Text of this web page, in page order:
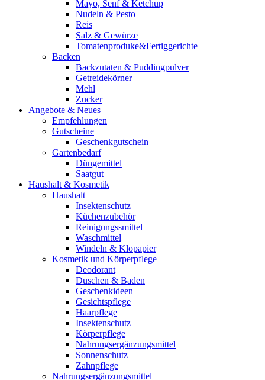
Mayo, Senf & Ketchup
Nudeln & Pesto
Reis
Salz & Gewürze
Tomatenproduke&Fertiggerichte
Backen
Backzutaten & Puddingpulver
Getreidekörner
Mehl
Zucker
Angebote & Neues
Empfehlungen
Gutscheine
Geschenkgutschein
Gartenbedarf
Düngemittel
Saatgut
Haushalt & Kosmetik
Haushalt
Insektenschutz
Küchenzubehör
Reinigungssmittel
Waschmittel
Windeln & Klopapier
Kosmetik und Körperpflege
Deodorant
Duschen & Baden
Geschenkideen
Gesichtspflege
Haarpflege
Insektenschutz
Körperpflege
Nahrungsergänzungsmittel
Sonnenschutz
Zahnpflege
Nahrungsergänzungsmittel